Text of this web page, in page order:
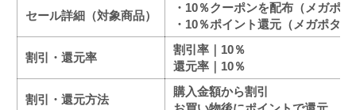
セール詳細 （対象商品）
・10％クーポンを配布（メガポ
・10％ポイント還元（メガポタ
割引・還元率
割引率｜10％
還元率｜10％
割引・還元方法
購入金額から割引